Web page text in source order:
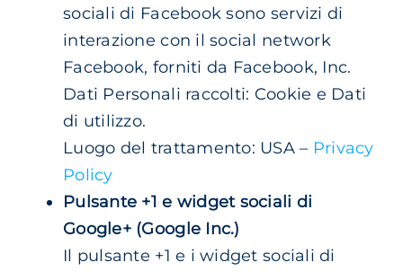
sociali di Facebook sono servizi di
interazione con il social network
Facebook, forniti da Facebook, Inc.
Dati Personali raccolti: Cookie e Dati
di utilizzo.
Luogo del trattamento: USA – Privacy
Policy
Pulsante +1 e widget sociali di
Google+ (Google Inc.)
Il pulsante +1 e i widget sociali di